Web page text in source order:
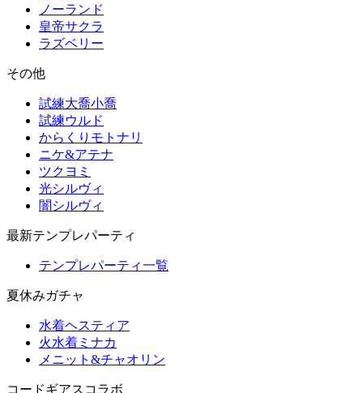
ノーランド
皇帝サクラ
ラズベリー
その他
試練大喬小喬
試練ウルド
からくりモトナリ
ニケ&アテナ
ツクヨミ
光シルヴィ
闇シルヴィ
最新テンプレパーティ
テンプレパーティ一覧
夏休みガチャ
水着ヘスティア
火水着ミナカ
メニット&チャオリン
コードギアスコラボ